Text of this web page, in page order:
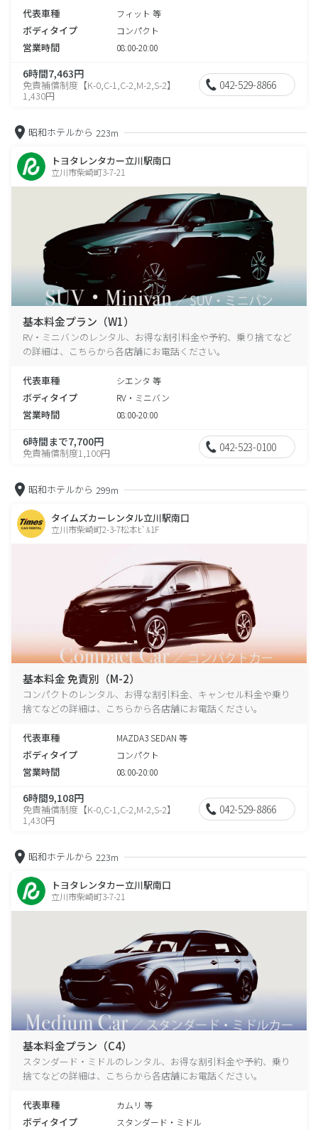
代表車種 フィット 等
ボディタイプ コンパクト
営業時間 08:00-20:00
6時間7,463円
免責補償制度【K-0,C-1,C-2,M-2,S-2】
1,430円
042-529-8866
昭和ホテルから 223m
トヨタレンタカー立川駅南口
立川市柴崎町3-7-21
基本料金プラン（W1）
RV・ミニバンのレンタル、お得な割引料金や予約、乗り捨てなど
の詳細は、こちらから各店舗にお電話ください。
代表車種 シエンタ 等
ボディタイプ RV・ミニバン
営業時間 08:00-20:00
6時間まで7,700円
免責補償制度1,100円 042-523-0100
昭和ホテルから 299m
タイムズカーレンタル立川駅南口
立川市柴崎町2-3-7松本ﾋﾞﾙ1F
基本料金 免責別（M-2）
コンパクトのレンタル、お得な割引料金、キャンセル料金や乗り
捨てなどの詳細は、こちらから各店舗にお電話ください。
代表車種 MAZDA3 SEDAN 等
ボディタイプ コンパクト
営業時間 08:00-20:00
6時間9,108円
免責補償制度【K-0,C-1,C-2,M-2,S-2】
1,430円
042-529-8866
昭和ホテルから 223m
トヨタレンタカー立川駅南口
立川市柴崎町3-7-21
基本料金プラン（C4）
スタンダード・ミドルのレンタル、お得な割引料金や予約、乗り
捨てなどの詳細は、こちらから各店舗にお電話ください。
代表車種 カムリ 等
ボディタイプ スタンダード・ミドル